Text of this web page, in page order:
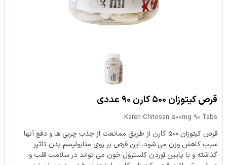
قرص کیتوزان ۵۰۰ کارن ۹۰ عددی
Karen Chitosan 500mg 90 Tabs
قرص کیتوزان ۵۰۰ کارن از طریق ممانعت از جذب چربی ها و دفع آنها
سبب کاهش وزن می‏ شود. این قرص بر روی متابولیسم بدن تاثیر
گذاشته و با پایین آوردن کلسترول خون می تواند در سلامت قلب و